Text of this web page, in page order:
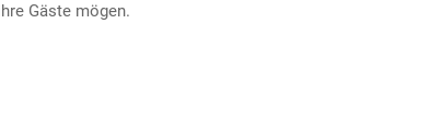
Gäste mögen.